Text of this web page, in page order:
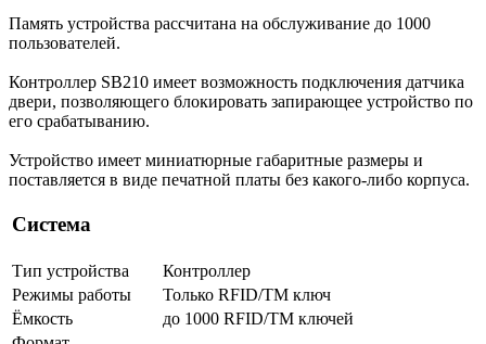
Память устройства рассчитана на обслуживание до 1000
пользователей.
Контроллер SB210 имеет возможность подключения датчика
двери, позволяющего блокировать запирающее устройство по
его срабатыванию.
Устройство имеет миниатюрные габаритные размеры и
поставляется в виде печатной платы без какого-либо корпуса.
Система
Тип устройства
Контроллер
Режимы работы
Только RFID/TM ключ
Ёмкость
до 1000 RFID/TM ключей